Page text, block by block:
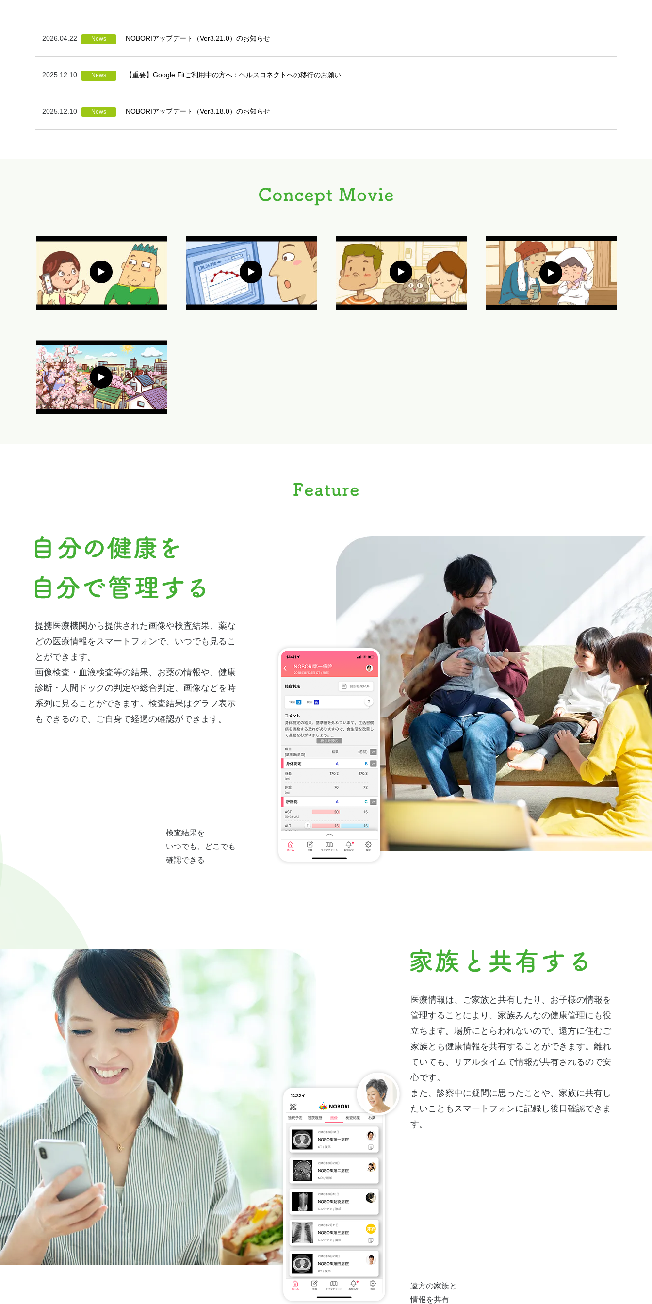
2026.04.22 NOBORIアップデート（Ver3.21.0）のお知らせ
2025.12.10 【重要】Google Fitご利用中の方へ：ヘルスコネクトへの移行のお願い
2025.12.10 NOBORIアップデート（Ver3.18.0）のお知らせ
検査結果を
いつでも、どこでも
確認できる
提携医療機関から提供された画像や検査結果、薬な
どの医療情報をスマートフォンで、いつでも見るこ
とができます。
画像検査・血液検査等の結果、お薬の情報や、健康
診断・人間ドックの判定や総合判定、画像などを時
系列に見ることができます。検査結果はグラフ表示
もできるので、ご自身で経過の確認ができます。
遠方の家族と
情報を共有
医療情報は、ご家族と共有したり、お子様の情報を
管理することにより、家族みんなの健康管理にも役
立ちます。場所にとらわれないので、遠方に住むご
家族とも健康情報を共有することができます。離れ
ていても、リアルタイムで情報が共有されるので安
心です。
また、診察中に疑問に思ったことや、家族に共有し
たいこともスマートフォンに記録し後日確認できま
す。